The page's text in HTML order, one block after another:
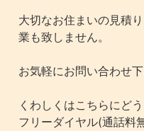
大切なお住まいの見積
業も致しません。
お気軽にお問い合わせ下
くわしくはこちらにど
フリーダイヤル(通話料